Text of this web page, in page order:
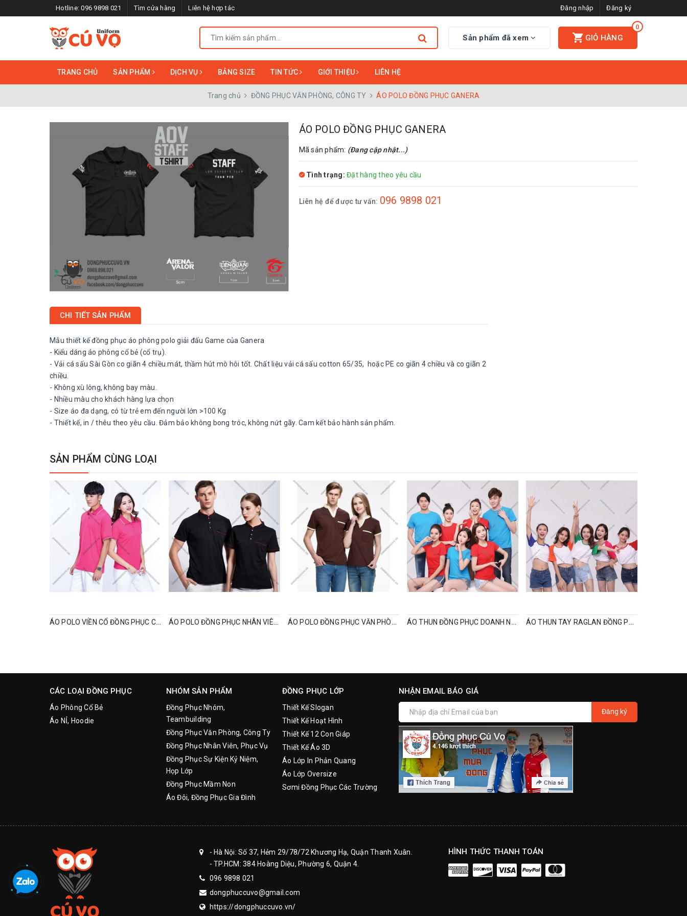
Hotline:096 9898 021 Tìm cửa hàng Liên hệ hợp tác Đăng nhập Đăng ký
Sản phẩm đã xem
0
GIỎ HÀNG
TRANG CHỦ SẢN PHẨM DỊCH VỤ BẢNG SIZE TIN TỨC GIỚI THIỆU LIÊN HỆ
Trang chủ ĐỒNG PHỤC VĂN PHÒNG, CÔNG TY ÁO POLO ĐỒNG PHỤC GANERA
ÁO POLO ĐỒNG PHỤC GANERA
Mã sản phẩm: (Đang cập nhật...)
Tình trạng: Đặt hàng theo yêu cầu
Liên hệ để được tư vấn: 096 9898 021
CHI TIẾT SẢN PHẨM
Mẫu thiết kế đồng phục áo phông polo giải đấu Game của Ganera
- Kiểu dáng áo phông cổ bẻ (cổ trụ).
- Vải cá sấu Sài Gòn co giãn 4 chiều.mát, thầm hút mò hôi tốt. Chất liệu vải cá sấu cotton 65/35, hoặc PE co giãn 4 chiều và co giãn 2
chiều.
- Không xù lông, không bay màu.
- Nhiều màu cho khách hàng lựa chọn
- Size áo đa dạng, có từ trẻ em đến người lớn >100 Kg
- Thiết kế, in / thêu theo yêu cầu. Đảm bảo không bong tróc, không nứt gãy. Cam kết bảo hành sản phẩm.
SẢN PHẨM CÙNG LOẠI
ÁO POLO VIỀN CỔ ĐỒNG PHỤC CÔNG TY ÁO POLO ĐỒNG PHỤC NHÂN VIÊN CỔ TÀU ÁO POLO ĐỒNG PHỤC VĂN PHÒNG CỔ V ÁO THUN ĐỒNG PHỤC DOANH NGHIỆP ÁO THUN TAY RAGLAN ĐỒNG PHỤC
CÁC LOẠI ĐỒNG PHỤC
Áo Phông Cổ Bẻ
Áo NỈ, Hoodie
NHÓM SẢN PHẨM
Đồng Phục Nhóm,
Teambuilding
Đồng Phục Văn Phòng, Công Ty
Đồng Phục Nhân Viên, Phục Vụ
Đồng Phục Sự Kiện Kỷ Niệm,
Họp Lớp
Đồng Phục Mầm Non
Áo Đôi, Đồng Phục Gia Đình
ĐỒNG PHỤC LỚP
Thiết Kế Slogan
Thiết Kế Hoạt Hình
Thiết Kế 12 Con Giáp
Thiết Kế Áo 3D
Áo Lớp In Phản Quang
Áo Lớp Oversize
Sơmi Đồng Phục Các Trường
NHẬN EMAIL BÁO GIÁ
Đăng ký
- Hà Nội: Số 37, Hẻm 29/78/72 Khương Hạ, Quận Thanh Xuân.
- TP.HCM: 384 Hoàng Diệu, Phường 6, Quận 4.
096 9898 021
dongphuccuvo@gmail.com
https://dongphuccuvo.vn/
HÌNH THỨC THANH TOÁN